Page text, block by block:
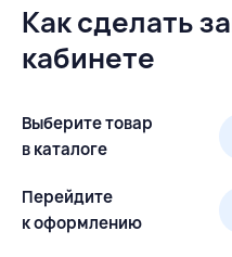
Как сделать
кабинете
Выберите товар
в каталоге
Перейдите
к оформлению